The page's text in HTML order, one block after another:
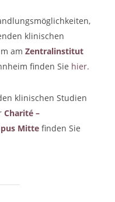
klinischen
am Zentralinstitut
finden Sie hier.
klinischen Studien
Charité –
Mittefinden Sie